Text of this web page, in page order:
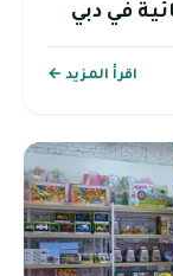
في دبي
اقرأ المزيد ←